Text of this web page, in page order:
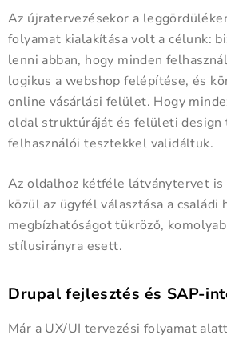
Az újratervezésekor a
folyamat kialakítása volt a célunk:
lenni abban, hogy minden
logikus a webshop felépítése, és
online vásárlási felület. Hogy
oldal struktúráját és felületi design
felhasználói tesztekkel validáltuk.
Az oldalhoz kétféle látványtervet
közül az ügyfél választása a családi
megbízhatóságot tükröző,
stílusirányra esett.
Drupal fejlesztés és SAP-
Már a UX/UI tervezési folyamat